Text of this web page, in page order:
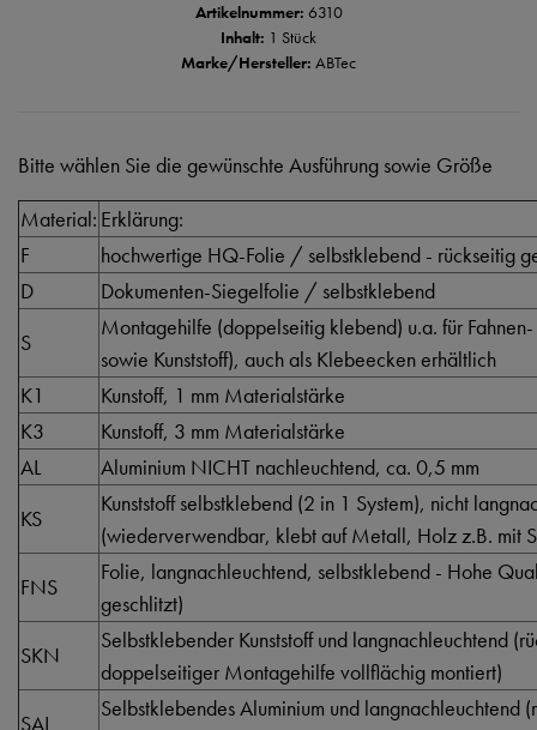
Artikelnummer: 6310
Inhalt: 1 Stück
Marke/Hersteller: ABTec
Bitte wählen Sie die gewünschte Ausführung sowie Größe
Material: Erklärung:
F
hochwertige HQ-Folie / selbstklebend - rückseitig
D
Dokumenten-Siegelfolie / selbstklebend
S
Montagehilfe (doppelseitig klebend) u.a. für
sowie Kunststoff), auch als Klebeecken erhältlich
K1
Kunstoff, 1 mm Materialstärke
K3
Kunstoff, 3 mm Materialstärke
AL
Aluminium NICHT nachleuchtend, ca. 0,5 mm
KS
Kunststoff selbstklebend (2 in 1 System), nicht
(wiederverwendbar, klebt auf Metall, Holz z.B. mit
FNS
Folie, langnachleuchtend, selbstklebend - Hohe
geschlitzt)
SKN
Selbstklebender Kunststoff und langnachleuchtend
doppelseitiger Montagehilfe vollflächig montiert)
SAL
Selbstklebendes Aluminium und langnachleuchtend